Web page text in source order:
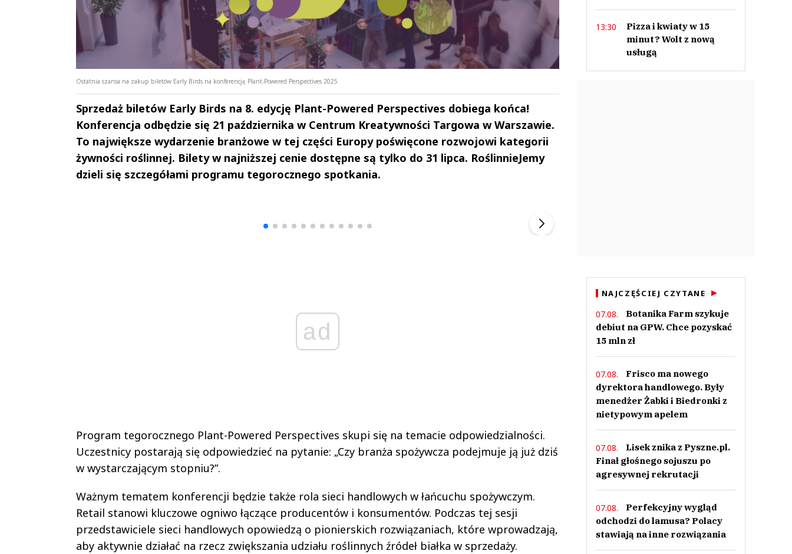
Ostatnia szansa na zakup biletów Early Birds na konferencję Plant-Powered Perspectives 2025
Sprzedaż biletów Early Birds na 8. edycję Plant-Powered Perspectives dobiega końca!
Konferencja odbędzie się 21 października w Centrum Kreatywności Targowa w Warszawie.
To największe wydarzenie branżowe w tej części Europy poświęcone rozwojowi kategorii
żywności roślinnej. Bilety w najniższej cenie dostępne są tylko do 31 lipca. RoślinnieJemy
dzieli się szczegółami programu tegorocznego spotkania.
ad
Program tegorocznego Plant-Powered Perspectives skupi się na temacie odpowiedzialności.
Uczestnicy postarają się odpowiedzieć na pytanie: „Czy branża spożywcza podejmuje ją już dziś
w wystarczającym stopniu?”.
Ważnym tematem konferencji będzie także rola sieci handlowych w łańcuchu spożywczym.
Retail stanowi kluczowe ogniwo łączące producentów i konsumentów. Podczas tej sesji
przedstawiciele sieci handlowych opowiedzą o pionierskich rozwiązaniach, które wprowadzają,
aby aktywnie działać na rzecz zwiększania udziału roślinnych źródeł białka w sprzedaży.
13:30
Pizza i kwiaty w 15
minut? Wolt z nową
usługą
NAJCZĘŚCIEJ CZYTANE
07.08.
Botanika Farm szykuje
debiut na GPW. Chce pozyskać
15 mln zł
07.08.
Frisco ma nowego
dyrektora handlowego. Były
menedżer Żabki i Biedronki z
nietypowym apelem
07.08.
Lisek znika z Pyszne.pl.
Finał głośnego sojuszu po
agresywnej rekrutacji
07.08.
Perfekcyjny wygląd
odchodzi do lamusa? Polacy
stawiają na inne rozwiązania